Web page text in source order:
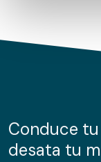
de cookies.
información
nuestros
Conduce
desata tu